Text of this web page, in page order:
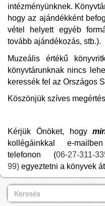
intézményünknek.
hogy az ajándékként
vétel helyett egyéb
tovább ajándékozás, stb.).
Muzeális értékű
könyvtárunknak nincs
keressék fel az Országos
Köszönjük szíves
Kérjük Önöket, hogy
kollégáinkkal e-
telefonon (06-27-
99) egyeztetni a könyvek
Search
Keresés